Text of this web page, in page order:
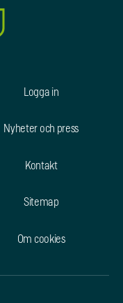
Logga in
Nyheter och press
Kontakt
Sitemap
Om cookies